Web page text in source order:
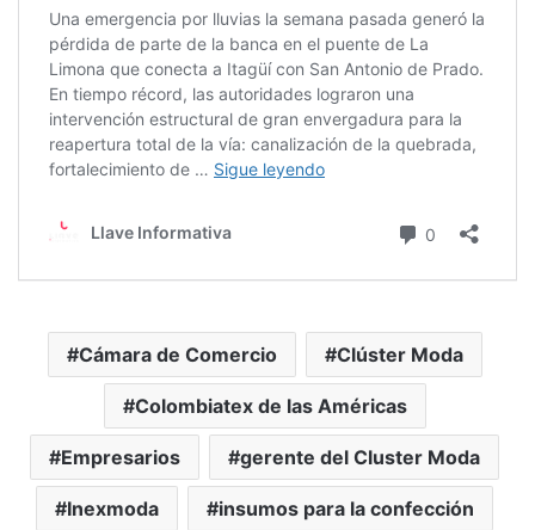
Cámara de Comercio Clúster Moda
Colombiatex de las Américas
Empresarios gerente del Cluster Moda
Inexmoda insumos para la confección